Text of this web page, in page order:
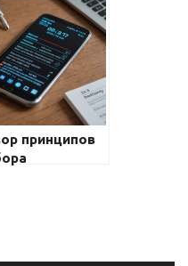
для
Samsung
что важно
принципов